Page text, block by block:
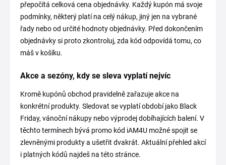
přepočítá celková cena objednávky. Každý kupón má svoje
podmínky, některý platí na celý nákup, jiný jen na vybrané
řady nebo od určité hodnoty objednávky. Před dokončením
objednávky si proto zkontroluj, zda kód odpovídá tomu, co
máš v košíku.
Akce a sezóny, kdy se sleva vyplatí nejvíc
Kromě kupónů obchod pravidelně zařazuje akce na
konkrétní produkty. Sledovat se vyplatí období jako Black
Friday, vánoční nákupy nebo výprodej dobíhajících balení. V
těchto termínech bývá promo kód iAM4U možné spojit se
zlevněnými produkty a ušetřit dvakrát. Aktuální přehled akcí
i platných kódů najdeš na této stránce.